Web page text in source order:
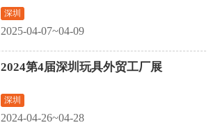
深圳
2025-04-07~04-09
2024第4届深圳玩具外贸工厂展
深圳
2024-04-26~04-28